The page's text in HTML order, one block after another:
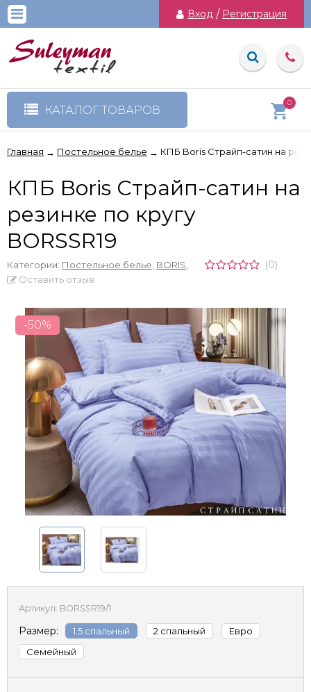
Вход / Регистрация
КАТАЛОГ ТОВАРОВ
0
Главная → Постельное белье → КПБ Boris Cтрайп-сатин на
КПБ Boris Cтрайп-сатин на
резинке по кругу
BORSSR19
Категории: Постельное белье BORIS (0)
Оставить отзыв
-50%
Артикул: BORSSR19/1
Размер: 1.5 спальный 2 спальный
Евро
Семейный